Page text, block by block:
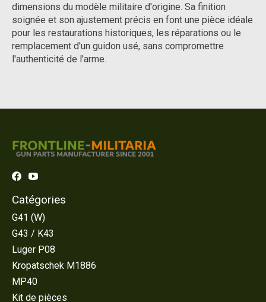
dimensions du modèle militaire d'origine. Sa finition
soignée et son ajustement précis en font une pièce idéale
pour les restaurations historiques, les réparations ou le
remplacement d'un guidon usé, sans compromettre
l'authenticité de l'arme.
Catégories
G41 (W)
G43 / K43
Luger P08
Kropatschek M1886
MP40
Kit de pièces